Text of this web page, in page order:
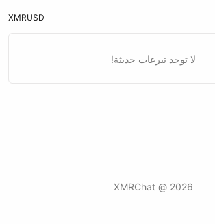
USD
XMR
لا توجد تبرعات حديثة!
2026 @ XMRChat